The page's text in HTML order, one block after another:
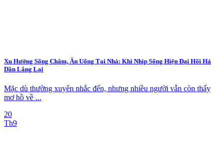
Xu Hướng Sống Chậm, Ăn Uống Tại Nhà: Khi Nhịp Sống Hiện Đại Hối Hả
Dần Lắng Lại
Mặc dù thường xuyên nhắc đến, nhưng nhiều người vẫn còn thấy
mơ hồ về ...
20
Th9